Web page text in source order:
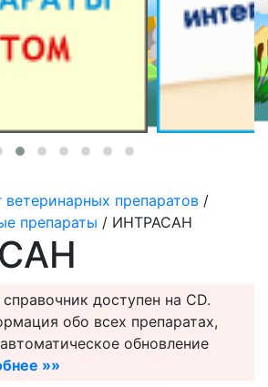
ветеринарных препаратов /
препараты / ИНТРАСАН
доступен на CD.
обо всех препаратах,
обновление
»»